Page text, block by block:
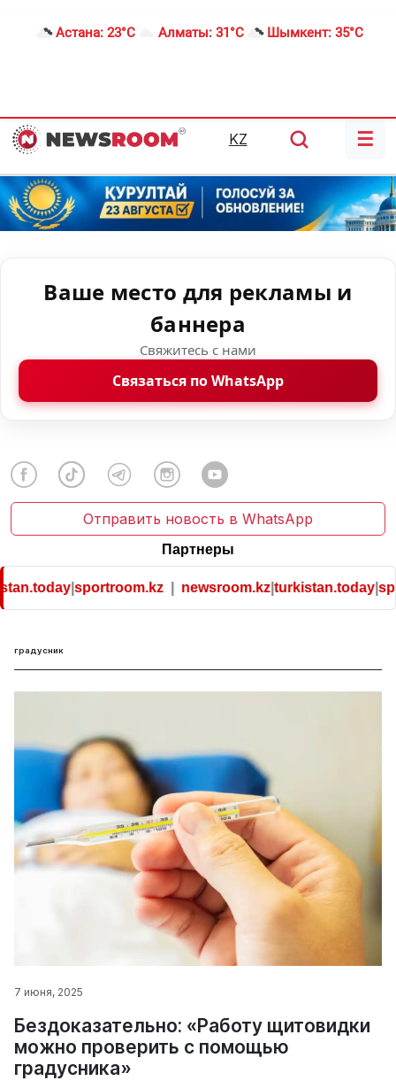
Астана: 23°C Алматы: 31°C Шымкент: 35°C
KZ ☰
Ваше место для рекламы и
баннера
Свяжитесь с нами
Связаться по WhatsApp
Отправить новость в WhatsApp
Партнеры
|sportroom.kz| newsroom.kz|turkistan.today|
градусник
7 июня, 2025
Бездоказательно: «Работу щитовидки
можно проверить с помощью
градусника»